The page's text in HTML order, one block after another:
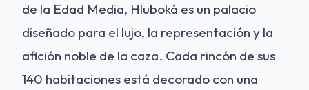
de la Edad Media, Hluboká es un palacio
diseñado para el lujo, la representación y la
afición noble de la caza. Cada rincón de sus
140 habitaciones está decorado con una